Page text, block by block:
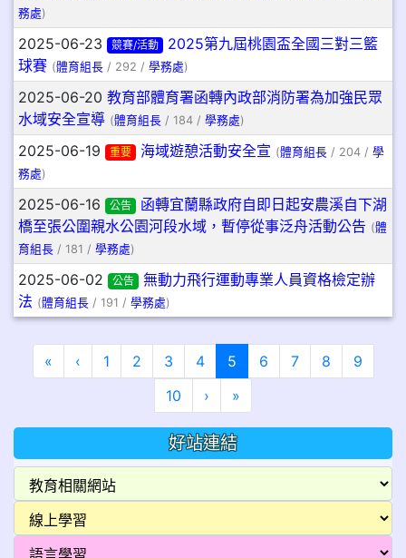
務處)
2025-06-23 競賽/活動
2025第九屆桃園盃全國三對三籃
球賽 (體育組長 / 292 / 學務處)
2025-06-20 教育部體育署函轉內政部消防署為加強民眾
水域安全宣導 (體育組長 / 184 / 學務處)
2025-06-19 重要 海域遊憩活動安全宣 (體育組長/ 204 / 學
務處)
2025-06-16 公告
函轉宜蘭縣政府自即日起安農溪自下湖
橋至張公圍親水公園河段水域，暫停從事泛舟活動公告 (體
育組長 / 181 / 學務處)
2025-06-02 公告
無動力飛行運動專業人員資格檢定辦
法 (體育組長 / 191 / 學務處)
« 第一頁
‹上一頁
1 2 3 4 5(目前頁次)
6 7 8
9
10
›下一頁
»最後頁
好站連結